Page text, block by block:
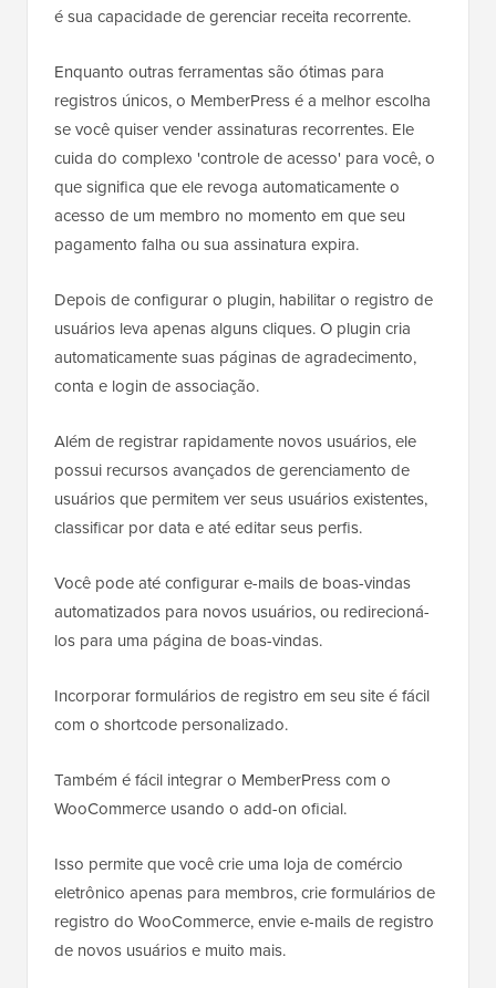
é sua capacidade de gerenciar receita recorrente.
Enquanto outras ferramentas são ótimas para
registros únicos, o MemberPress é a melhor escolha
se você quiser vender assinaturas recorrentes. Ele
cuida do complexo 'controle de acesso' para você, o
que significa que ele revoga automaticamente o
acesso de um membro no momento em que seu
pagamento falha ou sua assinatura expira.
Depois de configurar o plugin, habilitar o registro de
usuários leva apenas alguns cliques. O plugin cria
automaticamente suas páginas de agradecimento,
conta e login de associação.
Além de registrar rapidamente novos usuários, ele
possui recursos avançados de gerenciamento de
usuários que permitem ver seus usuários existentes,
classificar por data e até editar seus perfis.
Você pode até configurar e-mails de boas-vindas
automatizados para novos usuários, ou redirecioná-
los para uma página de boas-vindas.
Incorporar formulários de registro em seu site é fácil
com o shortcode personalizado.
Também é fácil integrar o MemberPress com o
WooCommerce usando o add-on oficial.
Isso permite que você crie uma loja de comércio
eletrônico apenas para membros, crie formulários de
registro do WooCommerce, envie e-mails de registro
de novos usuários e muito mais.